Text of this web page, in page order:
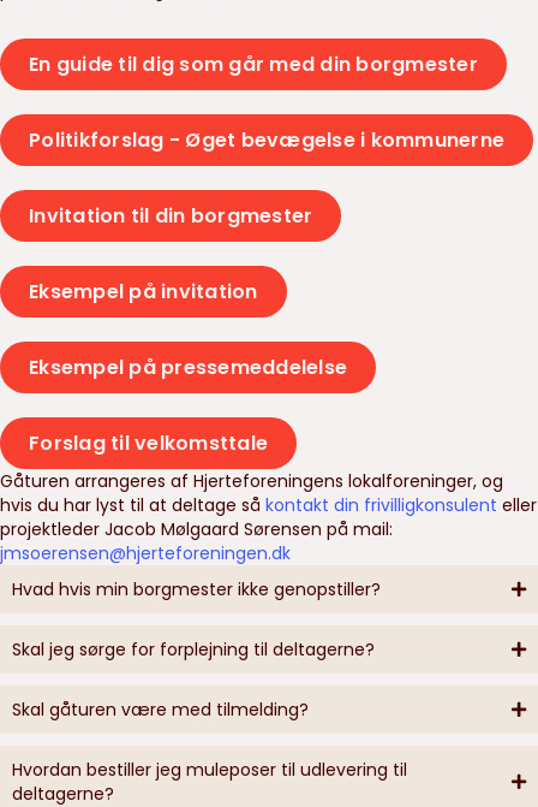
En guide til dig som går med din borgmester
Politikforslag - Øget bevægelse i kommunerne
Invitation til din borgmester
Eksempel på invitation
Eksempel på pressemeddelelse
Forslag til velkomsttale
Gåturen arrangeres af Hjerteforeningens lokalforeninger, og
hvis du har lyst til at deltage så kontakt din frivilligkonsulent eller
projektleder Jacob Mølgaard Sørensen på mail:
jmsoerensen@hjerteforeningen.dk
Hvad hvis min borgmester ikke genopstiller?
Skal jeg sørge for forplejning til deltagerne?
Skal gåturen være med tilmelding?
Hvordan bestiller jeg muleposer til udlevering til
deltagerne?